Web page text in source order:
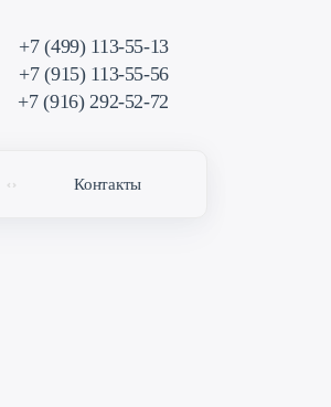
+7 (499) 113-55-13
+7 (915) 113-55-56
+7 (916) 292-52-72
Контакты